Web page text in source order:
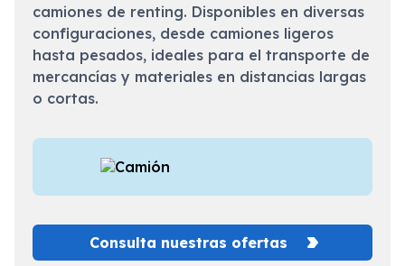
camiones de renting. Disponibles en diversas
configuraciones, desde camiones ligeros
hasta pesados, ideales para el transporte de
mercancías y materiales en distancias largas
o cortas.
Consulta nuestras ofertas